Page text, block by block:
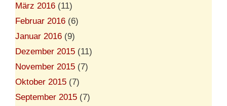
März 2016 (11)
Februar 2016 (6)
Januar 2016 (9)
Dezember 2015 (11)
November 2015 (7)
Oktober 2015 (7)
September 2015 (7)